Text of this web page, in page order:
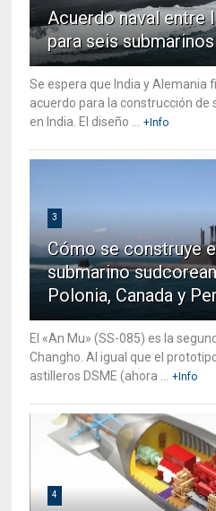
Acuerdo naval entre
para seis
Se espera que India y Alemania
acuerdo para la construcción de
en India. El diseño ...
+Info
3
Cómo se construye
submarino
Polonia, Canada y
El «An Mu» (SS-085) es la
Changho. Al igual que el
astilleros DSME (ahora ...
+Info
4